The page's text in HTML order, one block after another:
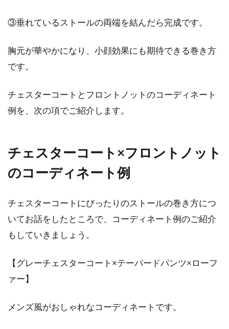
トレンチコートでかっこよく！定番
かっこいい女性の定番と聞いて思い浮かぶコー
トと言えば、トレンチコートですよね。しか
【メンズアメカジ特集】チェックシ
アメカジのマストアイテムの1つには、チェッ
クシャツが挙げられます。1年中着まわすこと
ができる...
ズの大人おしゃれコーデ術
③垂れているストールの両端を結んだら完成です。
胸元が華やかになり、小顔効果にも期待できる巻き方
です。
チェスターコートとフロントノットのコーディネート
例を、次の項でご紹介します。
チェスターコート×フロントノット
のコーディネート例
チェスターコートにぴったりのストールの巻き方につ
いてお話をしたところで、コーディネート例のご紹介
もしていきましょう。
【グレーチェスターコート×テーパードパンツ×ローフ
ァー】
メンズ風がおしゃれなコーディネートです。